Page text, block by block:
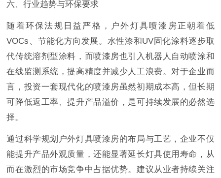
六、行业趋势与环保要求
随着环保法规日益严格，户外灯具喷漆房正朝着低
VOCs、节能化方向发展。水性漆和UV固化涂料逐步取
代传统溶剂型涂料，而喷漆房也引入机器人自动喷涂和
在线监测系统，提高精度并减少人工浪费。对于企业而
言，投资一套现代化的喷漆房虽然初期成本高，但长期
可降低返工率、提升产品溢价，是可持续发展的必然选
择。
通过科学规划户外灯具喷漆房的布局与工艺，企业不仅
能提升产品外观质量，还能显著延长灯具使用寿命，从
而在激烈的市场竞争中占据优势。建议从业者持续关注